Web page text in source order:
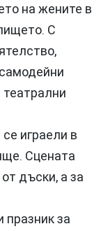
на жените в
С
играели в
Сцената
дъски, а за
празник за